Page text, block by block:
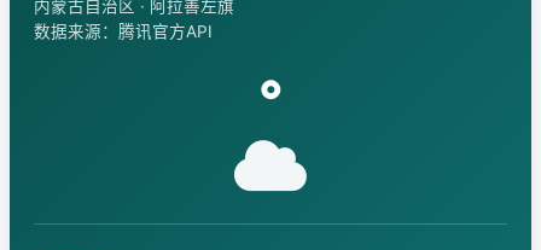
内蒙古自治区 · 阿拉善左旗
数据来源：腾讯官方API
°